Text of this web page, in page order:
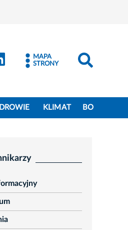
- Instagram
Kraków - LinkedIn
MAPA
STRONY
KLIMAT BO